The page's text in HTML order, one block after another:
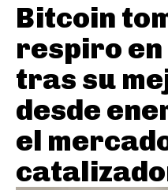
Bitcoin
respiro en
tras su
desde
el